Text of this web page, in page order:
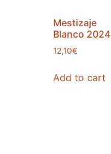
Mestizaje
Blanco 2024
12,10€
Add to cart